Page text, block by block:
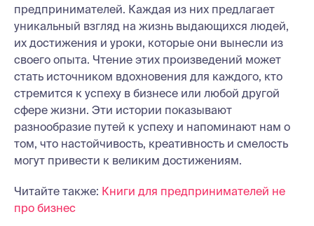
предпринимателей. Каждая из них предлагает
уникальный взгляд на жизнь выдающихся людей,
их достижения и уроки, которые они вынесли из
своего опыта. Чтение этих произведений может
стать источником вдохновения для каждого, кто
стремится к успеху в бизнесе или любой другой
сфере жизни. Эти истории показывают
разнообразие путей к успеху и напоминают нам о
том, что настойчивость, креативность и смелость
могут привести к великим достижениям.
Читайте также: Книги для предпринимателей не
про бизнес